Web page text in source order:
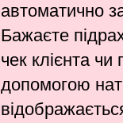
автоматично
Бажаєте
чек клієнта
допомогою